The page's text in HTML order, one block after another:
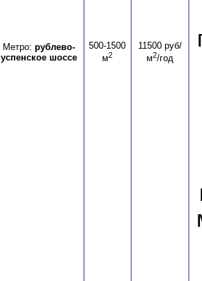
Метро: рублево-
успенское шоссе
500-1500
м2
11500 руб/
м2/год